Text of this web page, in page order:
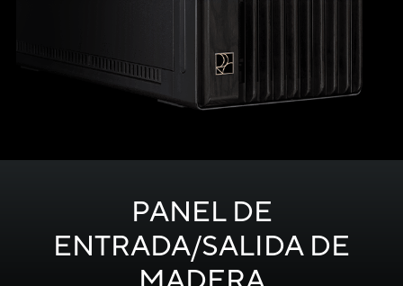
PANEL DE
ENTRADA/SALIDA DE